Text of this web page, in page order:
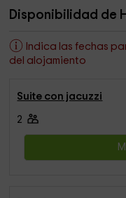
Disponibilidad de
Indica las fechas
del alojamiento
Suite con jacuzzi
2